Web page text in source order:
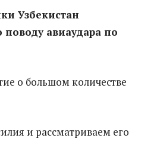
Узбекистан
авиаудара по
о большом количестве
и рассматриваем его